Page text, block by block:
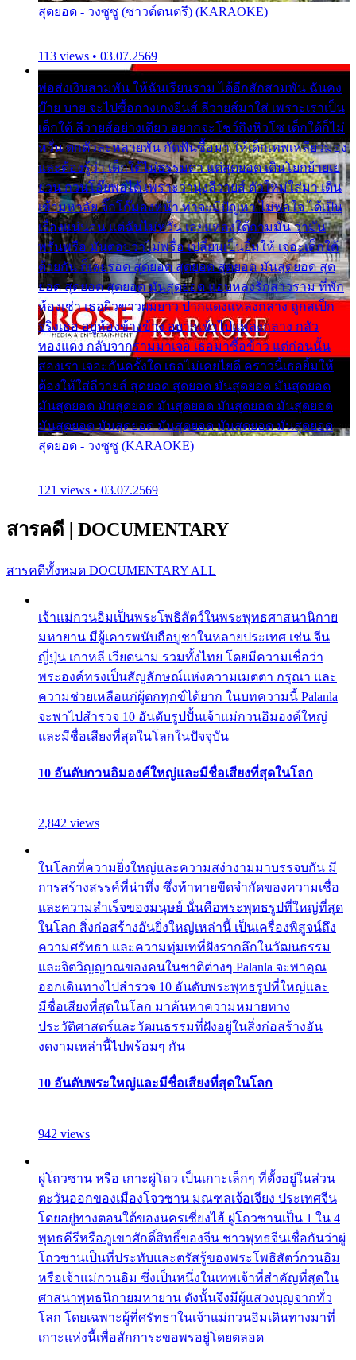
สุดยอด - วงซูซู (ซาวด์ดนตรี) (KARAOKE)
113 views • 03.07.2569
พ่อส่งเงินสามพัน ให้ฉันเรียนราม ได้อีกสักสามพัน ฉันคง
บ๊าย บาย จะไปซื้อกางเกงยีนส์ ลีวายส์มาใส่ เพราะเราเป็น
เด็กใต้ ลีวายส์อย่างเดียว อยากจะโชว์ถึงหิวโซ เด็กใต้ก็ไม่
หวั่น ตกตัวละหลายพัน กัดฟันซื้อมา ให้เด็กเทพเหลียวมอง
และต้องรู้ว่า เด็กใต้ไม่ธรรมดา แต่สุดยอด เดินโยกย้ายเย
ยวน กวนโอ๊ยพอได้ เพราะว่านุ่งลีวายส์ ตัวใหม่ใส่มา เดิน
เข้ามหาลัย จิ๊กโก๊มองหน้า ท่าจะมีปัญหา ไม่พอใจ ได้เป็น
เรื่องแน่นอน แต่ฉันไม่หวั่น เลยแหลงใต้ถามมัน ว่ามัน
พรั่นพรือ มันตอบว่าไม่พรื่อ เปลี่ยนเป็นยิ้มให้ เจอะเด็กใต้
ด้วยกัน ก็เลยรอด สุดยอด สุดยอด สุดยอด มันสุดยอด สุด
ยอด สุดยอด สุดยอด มันสุดยอด แอบหลงรักสาวราม ที่พัก
ห้องเช่า เธอผิวขาวผมยาว ปากแดงแหลงกลาง ถูกสเป็ก
จริงเธอ อยู่ห้องข้างข้าง อยากเข้าไปแหลงกลาง กลัว
ทองแดง กลับจากรามมาเจอ เธอมาซื้อข้าว แต่ก่อนนั้น
สองเรา เจอะกันครั้งใด เธอไม่เคยไยดี คราวนี้เธอยิ้มให้
ต้องให้ใส่ลีวายส์ สุดยอด สุดยอด มันสุดยอด มันสุดยอด
มันสุดยอด มันสุดยอด มันสุดยอด มันสุดยอด มันสุดยอด
มันสุดยอด มันสุดยอด มันสุดยอด มันสุดยอด มันสุดยอด
สุดยอด - วงซูซู (KARAOKE)
121 views • 03.07.2569
สารคดี | DOCUMENTARY
สารคดีทั้งหมด DOCUMENTARY ALL
เจ้าแม่กวนอิมเป็นพระโพธิสัตว์ในพระพุทธศาสนานิกาย
มหายาน มีผู้เคารพนับถือบูชาในหลายประเทศ เช่น จีน
ญี่ปุ่น เกาหลี เวียดนาม รวมทั้งไทย โดยมีความเชื่อว่า
พระองค์ทรงเป็นสัญลักษณ์แห่งความเมตตา กรุณา และ
ความช่วยเหลือแก่ผู้ตกทุกข์ได้ยาก ในบทความนี้ Palanla
จะพาไปสำรวจ 10 อันดับรูปปั้นเจ้าแม่กวนอิมองค์ใหญ่
และมีชื่อเสียงที่สุดในโลกในปัจจุบัน
10 อันดับกวนอิมองค์ใหญ่และมีชื่อเสียงที่สุดในโลก
2,842 views
ในโลกที่ความยิ่งใหญ่และความสง่างามมาบรรจบกัน มี
การสร้างสรรค์ที่น่าทึ่ง ซึ่งท้าทายขีดจำกัดของความเชื่อ
และความสำเร็จของมนุษย์ นั่นคือพระพุทธรูปที่ใหญ่ที่สุด
ในโลก สิ่งก่อสร้างอันยิ่งใหญ่เหล่านี้ เป็นเครื่องพิสูจน์ถึง
ความศรัทธา และความทุ่มเทที่ฝังรากลึกในวัฒนธรรม
และจิตวิญญาณของคนในชาติต่างๆ Palanla จะพาคุณ
ออกเดินทางไปสำรวจ 10 อันดับพระพุทธรูปที่ใหญ่และ
มีชื่อเสียงที่สุดในโลก มาค้นหาความหมายทาง
ประวัติศาสตร์และวัฒนธรรมที่ฝังอยู่ในสิ่งก่อสร้างอัน
งดงามเหล่านี้ไปพร้อมๆ กัน
10 อันดับพระใหญ่และมีชื่อเสียงที่สุดในโลก
942 views
ผู่โถวซาน หรือ เกาะผู่โถว เป็นเกาะเล็กๆ ที่ตั้งอยู่ในส่วน
ตะวันออกของเมืองโจวซาน มณฑลเจ้อเจียง ประเทศจีน
โดยอยู่ทางตอนใต้ของนครเซี่ยงไฮ้ ผู่โถวซานเป็น 1 ใน 4
พุทธคีรีหรือภูเขาศักดิ์สิทธิ์ของจีน ชาวพุทธจีนเชื่อกันว่าผู่
โถวซานเป็นที่ประทับและตรัสรู้ของพระโพธิสัตว์กวนอิม
หรือเจ้าแม่กวนอิม ซึ่งเป็นหนึ่งในเทพเจ้าที่สำคัญที่สุดใน
ศาสนาพุทธนิกายมหายาน ดังนั้นจึงมีผู้แสวงบุญจากทั่ว
โลก โดยเฉพาะผู้ที่ศรัทธาในเจ้าแม่กวนอิมเดินทางมาที่
เกาะแห่งนี้เพื่อสักการะขอพรอยู่โดยตลอด